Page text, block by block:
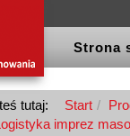
Strona
tutaj: Start
imprez